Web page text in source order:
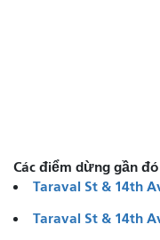
Các điểm dừng gần đó
Taraval St & 14th
Taraval St & 14th